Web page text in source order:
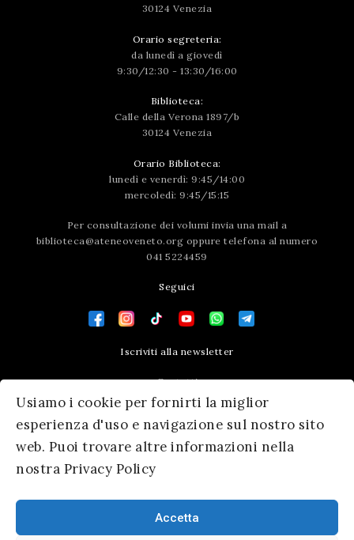
Usiamo i cookie per fornirti la miglior
esperienza d'uso e navigazione sul nostro sito
web. Puoi trovare altre informazioni nella
nostra Privacy Policy
Accetta
30124 Venezia
Orario segreteria:
da lunedì a giovedì
9:30/12:30 - 13:30/16:00
Biblioteca:
Calle della Verona 1897/b
30124 Venezia
Orario Biblioteca:
lunedì e venerdì: 9:45/14:00
mercoledì: 9:45/15:15
Per consultazione dei volumi invia una mail a
biblioteca@ateneoveneto.org oppure telefona al numero
041 5224459
Seguici
Iscriviti alla newsletter
Contatti